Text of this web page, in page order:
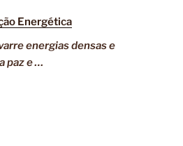
Energética
energias densas e
paz e …